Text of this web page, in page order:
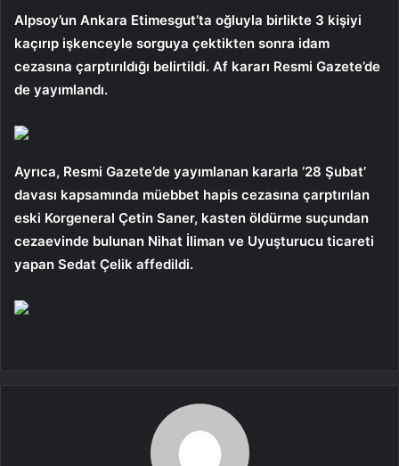
Alpsoy’un Ankara Etimesgut’ta oğluyla birlikte 3 kişiyi
kaçırıp işkenceyle sorguya çektikten sonra idam
cezasına çarptırıldığı belirtildi. Af kararı Resmi Gazete’de
de yayımlandı.
Ayrıca, Resmi Gazete’de yayımlanan kararla ’28 Şubat’
davası kapsamında müebbet hapis cezasına çarptırılan
eski Korgeneral Çetin Saner, kasten öldürme suçundan
cezaevinde bulunan Nihat İliman ve Uyuşturucu ticareti
yapan Sedat Çelik affedildi.